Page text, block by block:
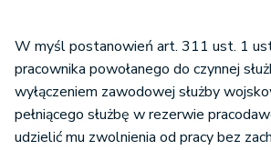
W myśl postanowień art. 311 ust. 1
pracownika powołanego do czynnej
wyłączeniem zawodowej służby
pełniącego służbę w rezerwie
udzielić mu zwolnienia od pracy bez